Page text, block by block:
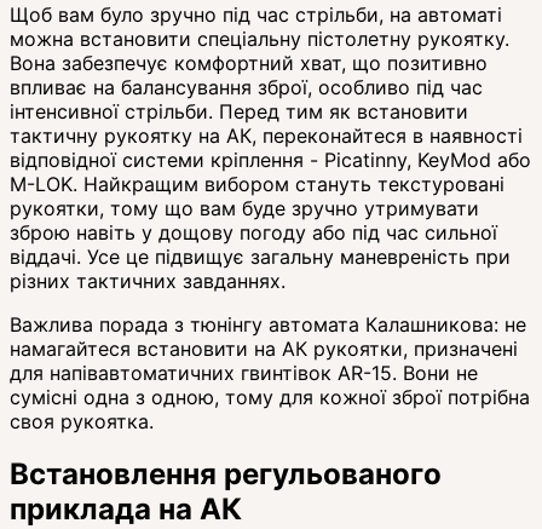
Щоб вам було зручно під час стрільби, на автоматі
можна встановити спеціальну пістолетну рукоятку.
Вона забезпечує комфортний хват, що позитивно
впливає на балансування зброї, особливо під час
інтенсивної стрільби. Перед тим як встановити
тактичну рукоятку на АК, переконайтеся в наявності
відповідної системи кріплення - Picatinny, KeyMod або
M-LOK. Найкращим вибором стануть текстуровані
рукоятки, тому що вам буде зручно утримувати
зброю навіть у дощову погоду або під час сильної
віддачі. Усе це підвищує загальну маневреність при
різних тактичних завданнях.
Важлива порада з тюнінгу автомата Калашникова: не
намагайтеся встановити на АК рукоятки, призначені
для напівавтоматичних гвинтівок AR-15. Вони не
сумісні одна з одною, тому для кожної зброї потрібна
своя рукоятка.
Встановлення регульованого
приклада на АК